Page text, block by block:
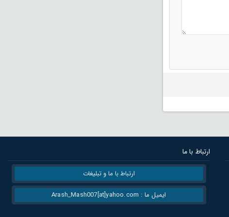
ارتباط با ما
ارتباط با ما و تبلیغات
ایمیل ما : Arash_Mash007[at]yahoo.com